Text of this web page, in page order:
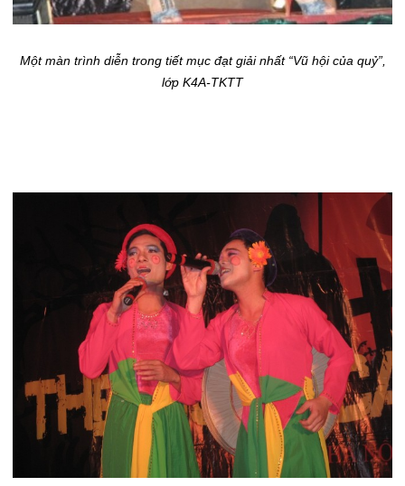
Một màn trình diễn trong tiết mục đạt giải nhất “Vũ hội của quỷ”,
lớp K4A-TKTT